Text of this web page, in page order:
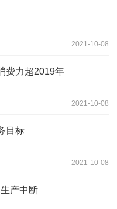
2021-10-08
费力超2019年
2021-10-08
目标
2021-10-08
产中断